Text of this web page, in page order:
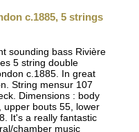
c.1885, 5 strings
sounding bass Rivière
5 string double
c.1885. In great
String mensur 107
Dimensions : body
upper bouts 55, lower
It's a really fantastic
chamber music